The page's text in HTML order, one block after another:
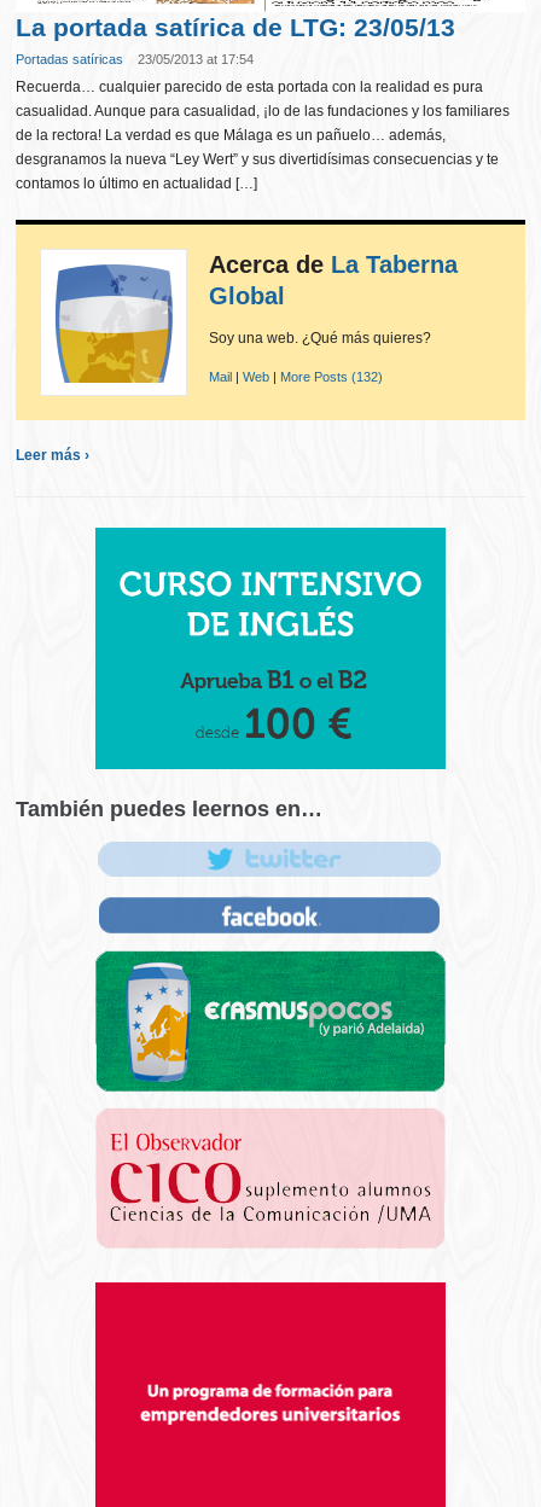
La portada satírica de LTG: 23/05/13
Portadas satíricas 23/05/2013 at 17:54
Recuerda… cualquier parecido de esta portada con la realidad es pura
casualidad. Aunque para casualidad, ¡lo de las fundaciones y los familiares
de la rectora! La verdad es que Málaga es un pañuelo… además,
desgranamos la nueva “Ley Wert” y sus divertidísimas consecuencias y te
contamos lo último en actualidad […]
Acerca de La Taberna
Global
Soy una web. ¿Qué más quieres?
Mail |Web | More Posts (132)
Leer más ›
También puedes leernos en…